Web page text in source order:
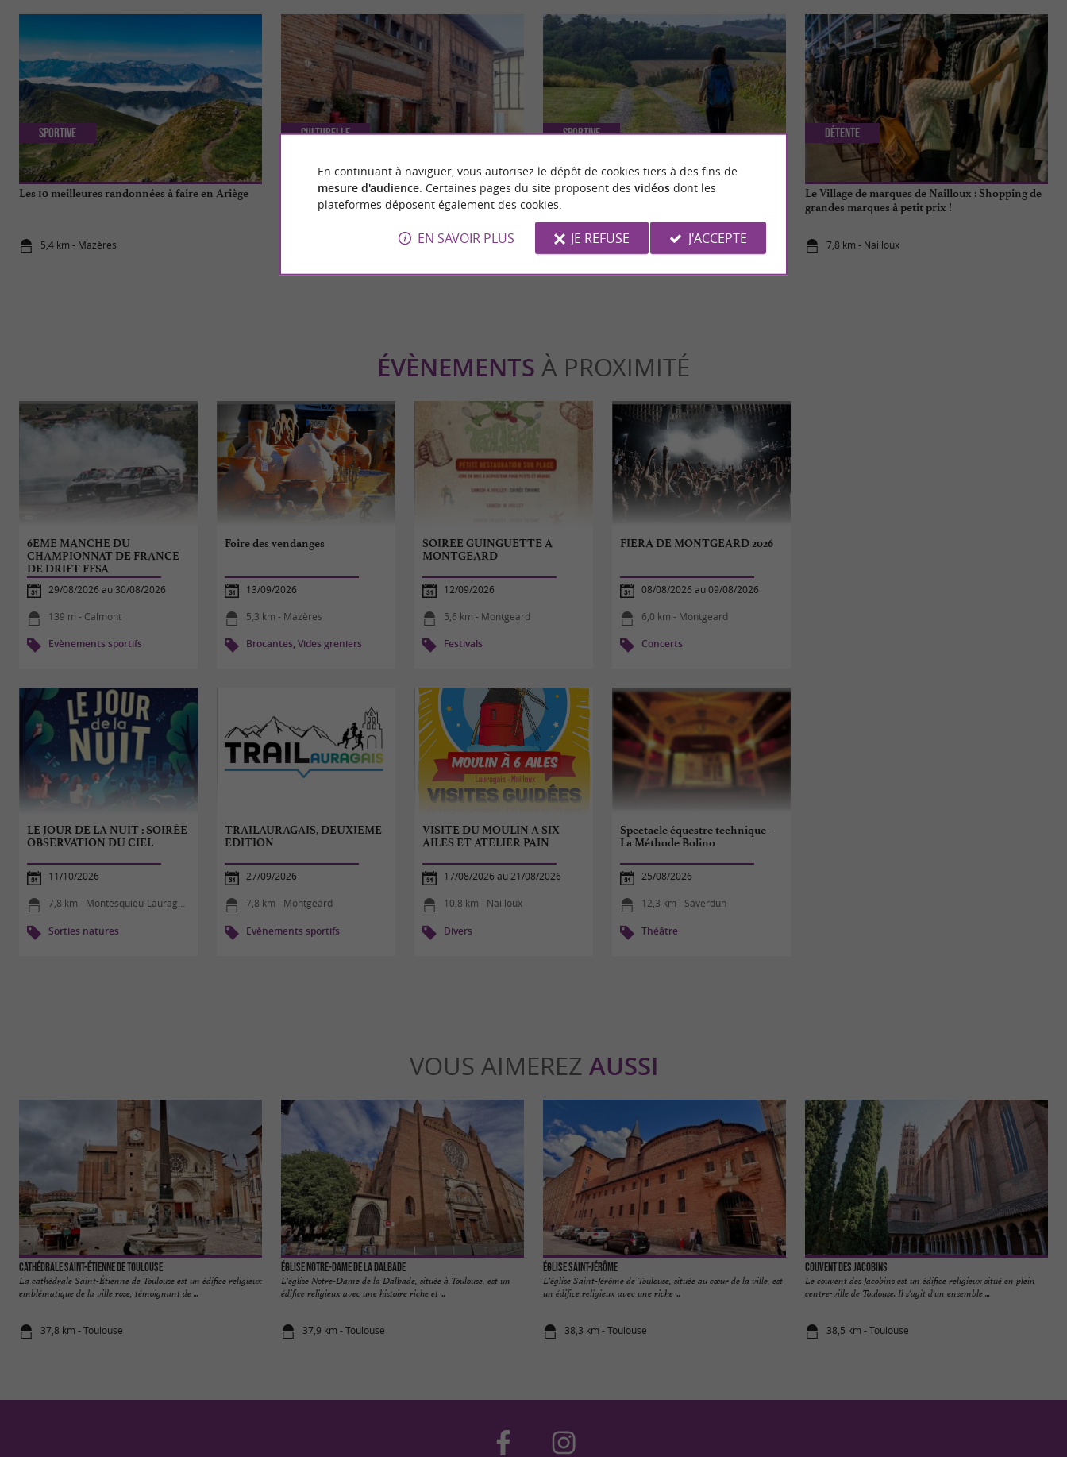
Les 10 meilleures randonnées à faire en Ariège
5,4 km - Mazères
Sportive
Montgeard, notre village coup de coeur du
Lauragais
Culturelle
Randonnée vers le lac de la Thésauque, en plein
cœur du Lauragais
5,8 km - Montgeard
Sportive
Le Village de marques de Nailloux : Shopping de
grandes marques à petit prix !
7,8 km - Nailloux
Détente
ÉVÈNEMENTS À PROXIMITÉ
6EME MANCHE DU
CHAMPIONNAT DE FRANCE
DE DRIFT FFSA
29/08/2026 au 30/08/2026
139 m - Calmont
Evènements sportifs
Foire des vendanges
13/09/2026
5,3 km - Mazères
Brocantes, Vides greniers
SOIRÉE GUINGUETTE À
MONTGEARD
12/09/2026
5,6 km - Montgeard
Festivals
FIERA DE MONTGEARD 2026
08/08/2026 au 09/08/2026
6,0 km - Montgeard
Concerts
LE JOUR DE LA NUIT : SOIRÉE
OBSERVATION DU CIEL
11/10/2026
7,8 km - Montesquieu-Lauragais
Sorties natures
TRAILAURAGAIS, DEUXIEME
EDITION
27/09/2026
7,8 km - Montgeard
Evènements sportifs
VISITE DU MOULIN A SIX
AILES ET ATELIER PAIN
17/08/2026 au 21/08/2026
10,8 km - Nailloux
Divers
Spectacle équestre technique -
La Méthode Bolino
25/08/2026
12,3 km - Saverdun
Théâtre
VOUS AIMEREZ AUSSI
Cathédrale Saint-Étienne de Toulouse
La cathédrale Saint-Étienne de Toulouse est un édifice religieux
emblématique de la ville rose, témoignant de ...
37,8 km - Toulouse
Église Notre-Dame de la Dalbade
L'église Notre-Dame de la Dalbade, située à Toulouse, est un
édifice religieux avec une histoire riche et ...
37,9 km - Toulouse
Église Saint-Jérôme
L'église Saint-Jérôme de Toulouse, située au cœur de la ville, est
un édifice religieux avec une riche ...
38,3 km - Toulouse
Couvent des Jacobins
Le couvent des Jacobins est un édifice religieux situé en plein
centre-ville de Toulouse. Il s'agit d'un ensemble ...
38,5 km - Toulouse
En continuant à naviguer, vous autorisez le dépôt de cookies tiers à des fins de
mesure d'audience. Certaines pages du site proposent des vidéosdont les
plateformes déposent également des cookies.
EN SAVOIR PLUS JE REFUSE J'ACCEPTE